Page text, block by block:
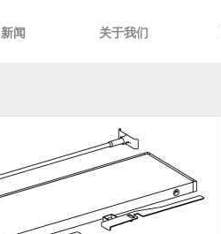
新闻 关于我们